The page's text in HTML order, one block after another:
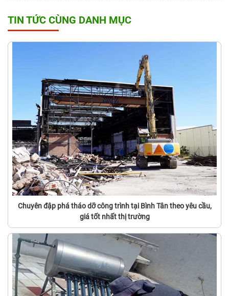
TIN TỨC CÙNG DANH MỤC
Chuyên đập phá tháo dỡ công trình tại Bình Tân theo yêu cầu,
giá tốt nhất thị trường